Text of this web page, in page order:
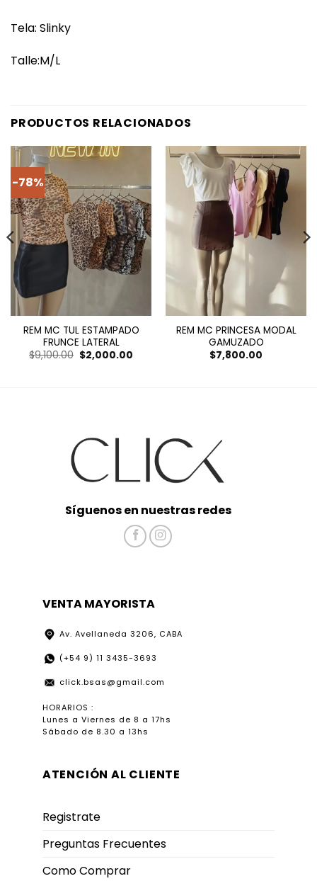
Tela: Slinky
Talle:M/L
PRODUCTOS RELACIONADOS
-78%
REM MC TUL ESTAMPADO
FRUNCE LATERAL
$9,100.00 El
precio
$2,000.00
REM MC PRINCESA MODAL
GAMUZADO
$7,800.00
Síguenos en nuestras redes
VENTA MAYORISTA
Av. Avellaneda 3206, CABA
(+54 9) 11 3435-3693
click.bsas@gmail.com
HORARIOS :
Lunes a Viernes de 8 a 17hs
Sábado de 8.30 a 13hs
ATENCIÓN AL CLIENTE
Registrate
Preguntas Frecuentes
Como Comprar